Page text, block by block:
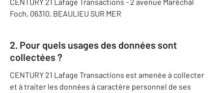
Foch, 06310, BEAULIEU SUR MER
2. Pour quels usages des données sont
collectées ?
CENTURY 21 Lafage Transactions est amenée à collecter
et à traiter les données à caractère personnel de ses